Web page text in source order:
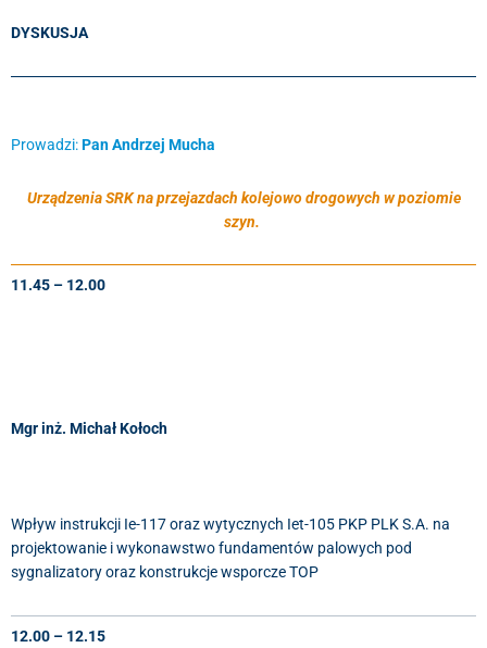
DYSKUSJA
Prowadzi:Pan Andrzej Mucha
Urządzenia SRK na przejazdach kolejowo drogowych w poziomie
szyn.
11.45 – 12.00
Mgr inż. Michał Kołoch
Wpływ instrukcji Ie-117 oraz wytycznych Iet-105 PKP PLK S.A. na
projektowanie i wykonawstwo fundamentów palowych pod
sygnalizatory oraz konstrukcje wsporcze TOP
12.00 – 12.15